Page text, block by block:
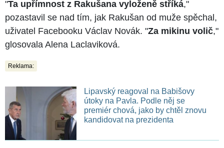
"Ta upřímnost z Rakušana vyloženě stříká,"
pozastavil se nad tím, jak Rakušan od muže spěchal,
uživatel Facebooku Václav Novák. "Za mikinu volič,"
glosovala Alena Laclaviková.
Reklama:
Lipavský reagoval na Babišovy
útoky na Pavla. Podle něj se
premiér chová, jako by chtěl znovu
kandidovat na prezidenta